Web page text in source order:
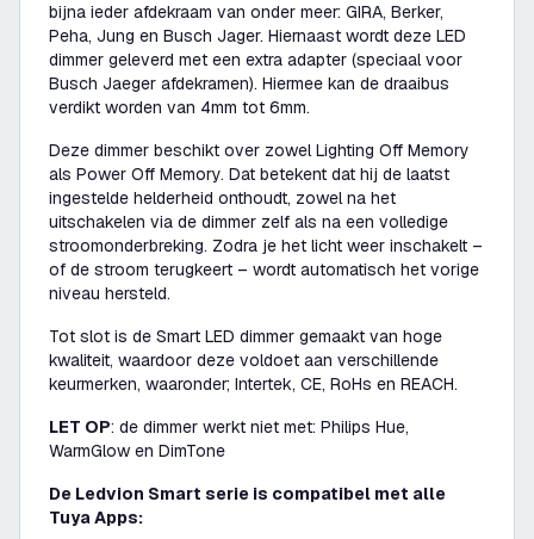
bijna ieder afdekraam van onder meer: GIRA, Berker,
Peha, Jung en Busch Jager. Hiernaast wordt deze LED
dimmer geleverd met een extra adapter (speciaal voor
Busch Jaeger afdekramen). Hiermee kan de draaibus
verdikt worden van 4mm tot 6mm.
Deze dimmer beschikt over zowel Lighting Off Memory
als Power Off Memory. Dat betekent dat hij de laatst
ingestelde helderheid onthoudt, zowel na het
uitschakelen via de dimmer zelf als na een volledige
stroomonderbreking. Zodra je het licht weer inschakelt –
of de stroom terugkeert – wordt automatisch het vorige
niveau hersteld.
Tot slot is de Smart LED dimmer gemaakt van hoge
kwaliteit, waardoor deze voldoet aan verschillende
keurmerken, waaronder; Intertek, CE, RoHs en REACH.
LET OP: de dimmer werkt niet met: Philips Hue,
WarmGlow en DimTone
De Ledvion Smart serie is compatibel met alle
Tuya Apps: